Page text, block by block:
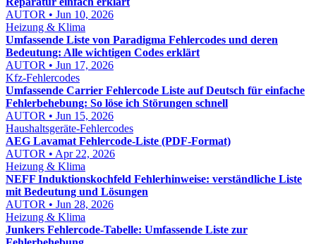
AUTOR • Jun 10, 2026
Heizung & Klima
Umfassende Liste von Paradigma Fehlercodes und deren
Bedeutung: Alle wichtigen Codes erklärt
AUTOR • Jun 17, 2026
Kfz-Fehlercodes
Umfassende Carrier Fehlercode Liste auf Deutsch für einfache
Fehlerbehebung: So löse ich Störungen schnell
AUTOR • Jun 15, 2026
Haushaltsgeräte-Fehlercodes
AEG Lavamat Fehlercode-Liste (PDF-Format)
AUTOR • Apr 22, 2026
Heizung & Klima
NEFF Induktionskochfeld Fehlerhinweise: verständliche Liste
mit Bedeutung und Lösungen
AUTOR • Jun 28, 2026
Heizung & Klima
Junkers Fehlercode-Tabelle: Umfassende Liste zur